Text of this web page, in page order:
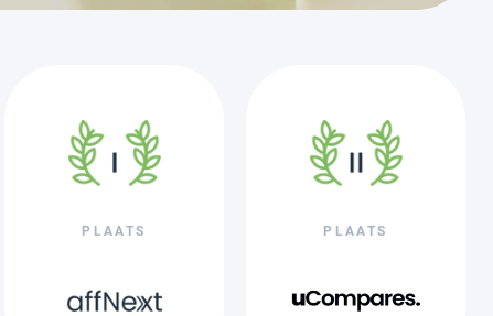
PLAATS PLAATS